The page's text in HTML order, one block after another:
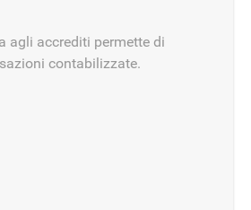
agli accrediti permette di
contabilizzate.